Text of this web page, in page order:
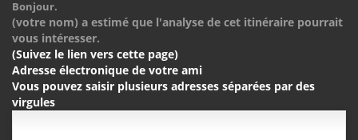
Bonjour.
(votre nom) a estimé que l'analyse de cet itinéraire pourrait
vous intéresser.
(Suivez le lien vers cette page)
Adresse électronique de votre ami
Vous pouvez saisir plusieurs adresses séparées par des
virgules